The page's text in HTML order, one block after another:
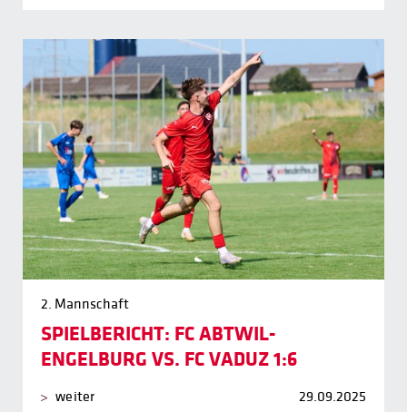
2. Mannschaft
SPIELBERICHT: FC ABTWIL-
ENGELBURG VS. FC VADUZ 1:6
weiter 29.09.2025